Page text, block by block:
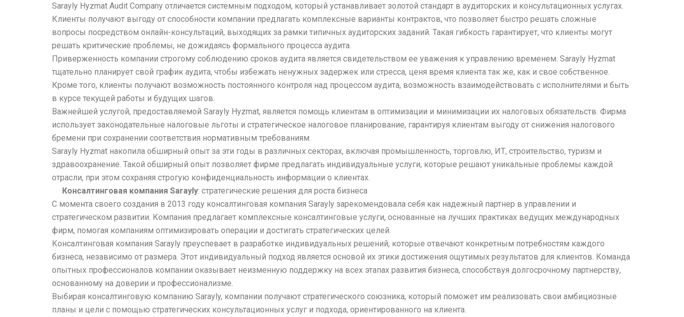
Sarayly Hyzmat Audit Company отличается системным подходом, который устанавливает золотой стандарт в аудиторских и консультационных услугах.
Клиенты получают выгоду от способности компании предлагать комплексные варианты контрактов, что позволяет быстро решать сложные
вопросы посредством онлайн-консультаций, выходящих за рамки типичных аудиторских заданий. Такая гибкость гарантирует, что клиенты могут
решать критические проблемы, не дожидаясь формального процесса аудита.
Приверженность компании строгому соблюдению сроков аудита является свидетельством ее уважения к управлению временем. Sarayly Hyzmat
тщательно планирует свой график аудита, чтобы избежать ненужных задержек или стресса, ценя время клиента так же, как и свое собственное.
Кроме того, клиенты получают возможность постоянного контроля над процессом аудита, возможность взаимодействовать с исполнителями и быть
в курсе текущей работы и будущих шагов.
Важнейшей услугой, предоставляемой Sarayly Hyzmat, является помощь клиентам в оптимизации и минимизации их налоговых обязательств. Фирма
использует законодательные налоговые льготы и стратегическое налоговое планирование, гарантируя клиентам выгоду от снижения налогового
бремени при сохранении соответствия нормативным требованиям.
Sarayly Hyzmat накопила обширный опыт за эти годы в различных секторах, включая промышленность, торговлю, ИТ, строительство, туризм и
здравоохранение. Такой обширный опыт позволяет фирме предлагать индивидуальные услуги, которые решают уникальные проблемы каждой
отрасли, при этом сохраняя строгую конфиденциальность информации о клиентах.
Консалтинговая компания Sarayly: стратегические решения для роста бизнеса
С момента своего создания в 2013 году консалтинговая компания Sarayly зарекомендовала себя как надежный партнер в управлении и
стратегическом развитии. Компания предлагает комплексные консалтинговые услуги, основанные на лучших практиках ведущих международных
фирм, помогая компаниям оптимизировать операции и достигать стратегических целей.
Консалтинговая компания Sarayly преуспевает в разработке индивидуальных решений, которые отвечают конкретным потребностям каждого
бизнеса, независимо от размера. Этот индивидуальный подход является основой их этики достижения ощутимых результатов для клиентов. Команда
опытных профессионалов компании оказывает неизменную поддержку на всех этапах развития бизнеса, способствуя долгосрочному партнерству,
основанному на доверии и профессионализме.
Выбирая консалтинговую компанию Sarayly, компании получают стратегического союзника, который поможет им реализовать свои амбициозные
планы и цели с помощью стратегических консультационных услуг и подхода, ориентированного на клиента.